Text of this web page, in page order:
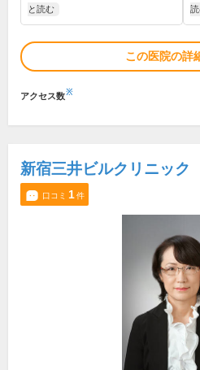
と読む
この医院の詳
アクセス数※
新宿三井ビルクリニック
口コミ 1件